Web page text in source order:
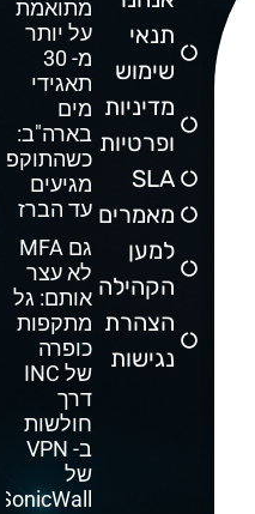
תנאי
שימוש
מדיניות
ופרטיות
SLA
מאמרים
למען
הקהילה
הצהרת
נגישות
מתואמת
על יותר
מ- 30
תאגידי
מים
בארה"ב:
מגיעים
עד הברז
גם MFA
לא עצר
אותם: גל
מתקפות
כופרה
של INC
דרך
חולשות
ב- VPN
של
SonicWall